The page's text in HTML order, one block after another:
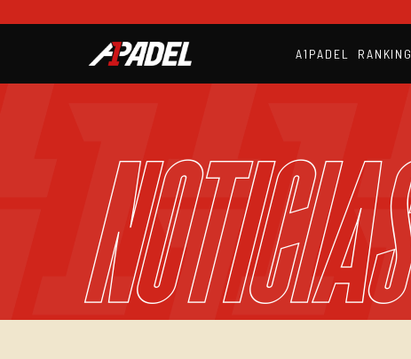
A1PADEL RANKING